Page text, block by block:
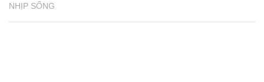
NHỊP SỐNG